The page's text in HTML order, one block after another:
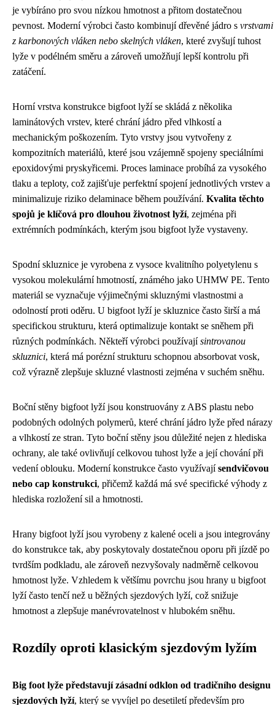
je vybíráno pro svou nízkou hmotnost a přitom dostatečnou
pevnost. Moderní výrobci často kombinují dřevěné jádro s vrstvami
z karbonových vláken nebo skelných vláken, které zvyšují tuhost
lyže v podélném směru a zároveň umožňují lepší kontrolu při
zatáčení.
Horní vrstva konstrukce bigfoot lyží se skládá z několika
laminátových vrstev, které chrání jádro před vlhkostí a
mechanickým poškozením. Tyto vrstvy jsou vytvořeny z
kompozitních materiálů, které jsou vzájemně spojeny speciálními
epoxidovými pryskyřicemi. Proces laminace probíhá za vysokého
tlaku a teploty, což zajišťuje perfektní spojení jednotlivých vrstev a
minimalizuje riziko delaminace během používání. Kvalita těchto
spojů je klíčová pro dlouhou životnost lyží, zejména při
extrémních podmínkách, kterým jsou bigfoot lyže vystaveny.
Spodní skluznice je vyrobena z vysoce kvalitního polyetylenu s
vysokou molekulární hmotností, známého jako UHMW PE. Tento
materiál se vyznačuje výjimečnými skluznými vlastnostmi a
odolností proti oděru. U bigfoot lyží je skluznice často širší a má
specifickou strukturu, která optimalizuje kontakt se sněhem při
různých podmínkách. Někteří výrobci používajísintrovanou
skluznici, která má porézní strukturu schopnou absorbovat vosk,
což výrazně zlepšuje skluzné vlastnosti zejména v suchém sněhu.
Boční stěny bigfoot lyží jsou konstruovány z ABS plastu nebo
podobných odolných polymerů, které chrání jádro lyže před nárazy
a vlhkostí ze stran. Tyto boční stěny jsou důležité nejen z hlediska
ochrany, ale také ovlivňují celkovou tuhost lyže a její chování při
vedení oblouku. Moderní konstrukce často využívajísendvičovou
nebo cap konstrukci, přičemž každá má své specifické výhody z
hlediska rozložení sil a hmotnosti.
Hrany bigfoot lyží jsou vyrobeny z kalené oceli a jsou integrovány
do konstrukce tak, aby poskytovaly dostatečnou oporu při jízdě po
tvrdším podkladu, ale zároveň nezvyšovaly nadměrně celkovou
hmotnost lyže. Vzhledem k většímu povrchu jsou hrany u bigfoot
lyží často tenčí než u běžných sjezdových lyží, což snižuje
hmotnost a zlepšuje manévrovatelnost v hlubokém sněhu.
Rozdíly oproti klasickým sjezdovým lyžím
Big foot lyže představují zásadní odklon od tradičního designu
sjezdových lyží, který se vyvíjel po desetiletí především pro